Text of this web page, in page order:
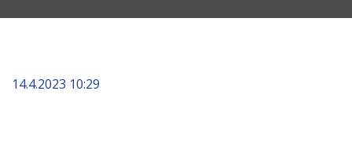
14.4.2023 10:29